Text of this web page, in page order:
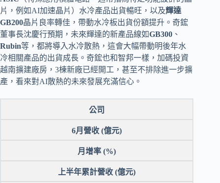
片，例如AI加速晶片）水冷產品出貨暢旺，以及輝達
GB200晶片良率轉佳，帶動水冷板出貨份額提升。奇鋐
董事長沈慶行預期，未來輝達的新產品線如GB300 、
Rubin等，都將導入水冷散熱，這會大幅帶動明後年水
冷相關產品的出貨成長。奇鋐也和智邦一樣，加碼投資
越南擴建廠房，3棟新廠已經開工，甚至不排除進一步擴
產，看來對AI散熱的未來發展充滿信心。
公司
6月營收 (億元)
月增率 (%)
上半年累計營收 (億元)